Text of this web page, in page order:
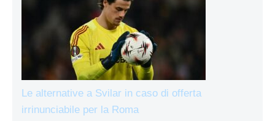
Le alternative a Svilar in caso di offerta
irrinunciabile per la Roma